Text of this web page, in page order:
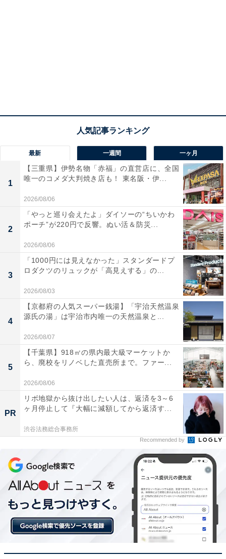
最新 一週間 一ヶ月
1
【三重県】伊勢名物「赤福」の直営店に、全国
唯一のコメダ大判焼き店も！ 東名阪・伊...
2026/08/06
2
「やっと巡り会えたよ」ダイソーの“ちいかわ
ポーチ”が220円で反響。ぬい活＆防災...
2026/08/06
3
「1000円には見えなかった」スタンダードプ
ロダクツのリュックが「高見えする」の...
2026/08/03
4
【京都府の人気スーパー銭湯】「宇治天然温泉
源氏の湯」は宇治市内唯一の天然温泉と...
2026/08/07
5
【千葉県】918㎡の県内最大級マーケットか
ら、廃校をリノベした直売所まで。ファー...
2026/08/06
PR
リボ地獄から抜け出したい人は、返済を3～6
ヶ月停止して『大幅に減額してから返済す...
渋谷法務総合事務所
Recommended by